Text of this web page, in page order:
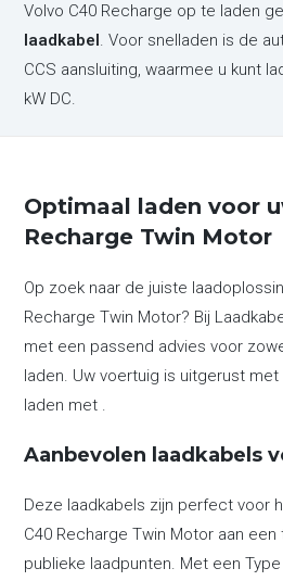
Volvo C40 Recharge op te laden
laadkabel. Voor snelladen is de
CCS aansluiting, waarmee u kunt
kW DC.
Optimaal laden voor
Recharge Twin Motor
Op zoek naar de juiste
Recharge Twin Motor? Bij
met een passend advies voor
laden. Uw voertuig is uitgerust met
laden met .
Aanbevolen laadkabels
Deze laadkabels zijn perfect voor
C40 Recharge Twin Motor aan
publieke laadpunten. Met een